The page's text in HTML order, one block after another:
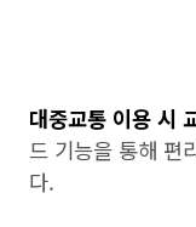
대중교통 이용 시
드 기능을 통해 편
다.